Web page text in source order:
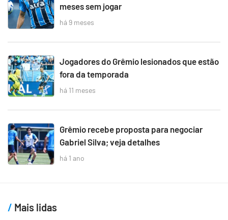
meses sem jogar
há 9 meses
Jogadores do Grêmio lesionados que estão
fora da temporada
há 11 meses
Grêmio recebe proposta para negociar
Gabriel Silva; veja detalhes
há 1 ano
Mais lidas